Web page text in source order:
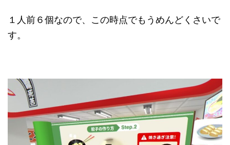
１人前６個なので、この時点でもうめんどくさいで
す。